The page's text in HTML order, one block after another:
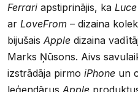
Ferrari apstiprinājis, ka Luce
ar LoveFrom – dizaina
bijušais Apple dizaina
Marks Ņūsons. Aivs
izstrādāja pirmo iPhone un
leģendārus Apple